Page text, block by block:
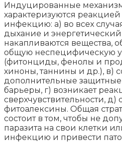
Индуцированные
характеризуются
инфекцию: а) во всех
дыхание и
накапливаются вещества,
общую неспецифическую
(фитонциды, фенолы и
хиноны, таннины и др.), в)
дополнительные
барьеры, г) возникает
сверхчувствительности, д)
фитоалексины. Общая
состоит в том, чтобы не
паразита на свои клетки
инфекцию и привести